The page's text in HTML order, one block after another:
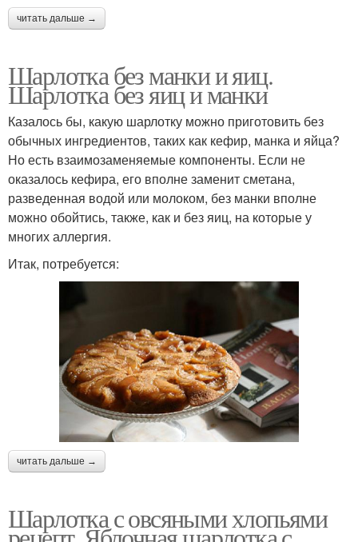
читать дальше →
Шарлотка без манки и яиц.
Шарлотка без яиц и манки
Казалось бы, какую шарлотку можно приготовить без
обычных ингредиентов, таких как кефир, манка и яйца?
Но есть взаимозаменяемые компоненты. Если не
оказалось кефира, его вполне заменит сметана,
разведенная водой или молоком, без манки вполне
можно обойтись, также, как и без яиц, на которые у
многих аллергия.
Итак, потребуется:
читать дальше →
Шарлотка с овсяными хлопьями